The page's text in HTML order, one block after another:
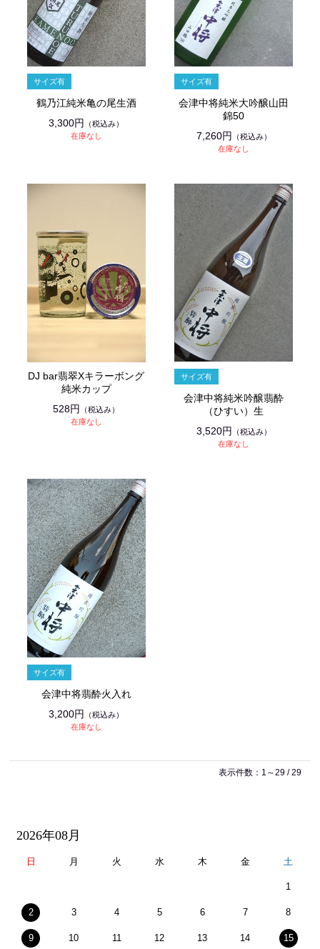
鶴乃江純米亀の尾生酒
3,300円
（税込み）
在庫なし
会津中将純米大吟醸山田
錦50
7,260円
（税込み）
在庫なし
DJ bar翡翠Xキラーボング
純米カップ
528円
（税込み）
在庫なし
会津中将純米吟醸翡酔
（ひすい）生
3,520円
（税込み）
在庫なし
会津中将翡酔火入れ
3,200円
（税込み）
在庫なし
表示件数：1～29 / 29
2026年08月
日 月 火 水 木 金 土
1
2 3 4 5 6 7 8
9 10 11 12 13 14 15